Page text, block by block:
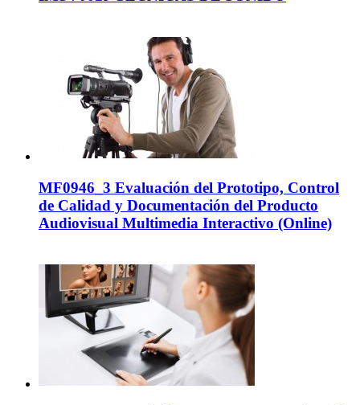
MF0946_3 Evaluación del Prototipo, Control
de Calidad y Documentación del Producto
Audiovisual Multimedia Interactivo (Online)